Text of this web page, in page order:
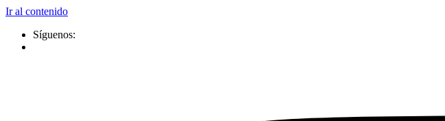
Ir al contenido
Síguenos: